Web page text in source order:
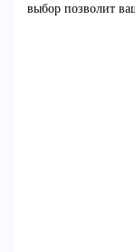
выбор позволит